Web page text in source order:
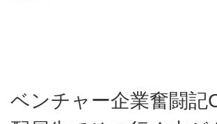
ベンチャー企業奮闘記